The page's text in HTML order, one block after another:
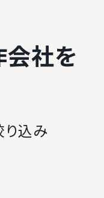
会社を
込み